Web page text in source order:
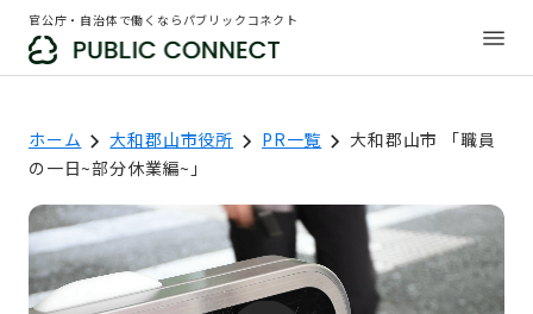
官公庁・自治体で働くならパブリックコネクト
ホーム 大和郡山市役所 PR一覧
大和郡山市 「職員
の一日~部分休業編~」